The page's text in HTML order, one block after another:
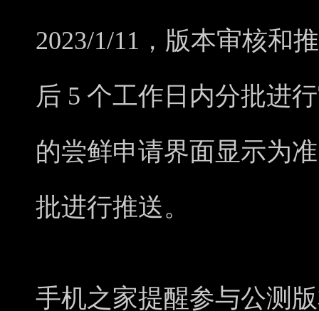
2023/1/11，版本审核和
后 5 个工作日内分批进
的尝鲜申请界面显示为
批进行推送。
手机之家提醒参与公测